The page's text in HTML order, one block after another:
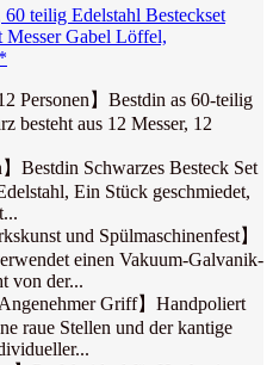
teilig Edelstahl Besteckset
Messer Gabel Löffel,
Personen】Bestdin as 60-teilig
besteht aus 12 Messer, 12
Bestdin Schwarzes Besteck Set
Ein Stück geschmiedet,
und Spülmaschinenfest】
einen Vakuum-Galvanik-
von der...
Angenehmer Griff】Handpoliert
raue Stellen und der kantige